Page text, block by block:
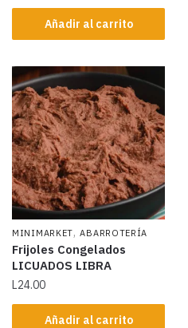
Añadir al carrito
MINIMARKET,ABARROTERÍA
Frijoles Congelados
LICUADOS LIBRA
L24.00
Añadir al carrito